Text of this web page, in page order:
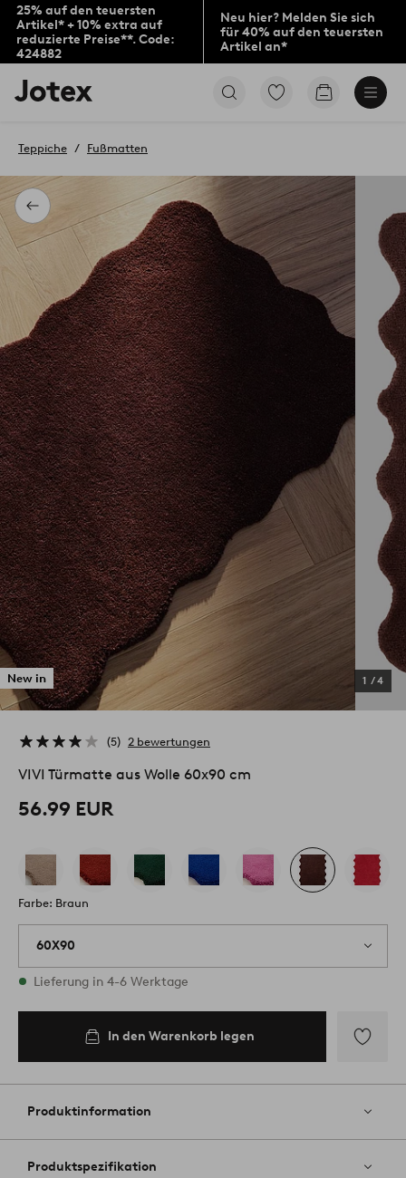
25% auf den teuersten
Artikel* + 10% extra auf
reduzierte Preise**. Code:
424882
Neu hier? Melden Sie sich
für 40% auf den teuersten
Artikel an*
Jotex-
Logo
Startseite
Zu
Produkten
gehen
Zum
Zurück
Teppiche Fußmatten
New in 1 /4
5 2 bewertungen
VIVI Türmatte aus Wolle 60x90 cm
56.99 EUR
Farbe: Braun
60X90
Vorrätig
Lieferung in 4-6 Werktage
In den Warenkorb legen
Favoriten
Produktinformation
Produktspezifikation